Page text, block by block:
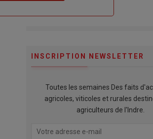
INSCRIPTION NEWSLETTER
Toutes les semaines Des faits
agricoles, viticoles et rurales
agriculteurs de l'Indre.